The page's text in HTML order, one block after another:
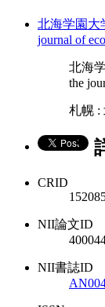
北海学園大
journal of
北海
the
札幌 :
CRID
NII論文ID
NII書誌ID